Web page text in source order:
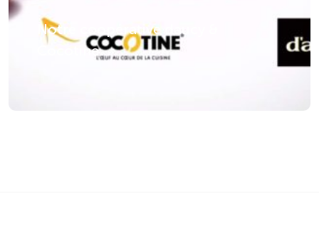
Notre coopérative daucy &
Cocotine